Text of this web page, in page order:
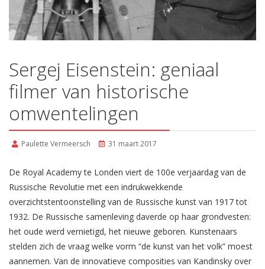
Sergej Eisenstein: geniaal
filmer van historische
omwentelingen
Paulette Vermeersch 31 maart 2017
De Royal Academy te Londen viert de 100e verjaardag van de
Russische Revolutie met een indrukwekkende
overzichtstentoonstelling van de Russische kunst van 1917 tot
1932. De Russische samenleving daverde op haar grondvesten:
het oude werd vernietigd, het nieuwe geboren. Kunstenaars
stelden zich de vraag welke vorm “de kunst van het volk” moest
aannemen. Van de innovatieve composities van Kandinsky over